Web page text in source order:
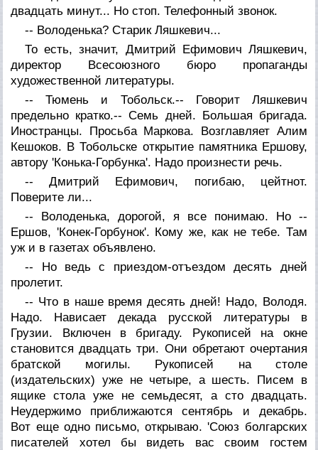
двадцать минут... Но стоп. Телефонный звонок.
-- Володенька? Старик Ляшкевич...
То есть, значит, Дмитрий Ефимович Ляшкевич,
директор Всесоюзного бюро пропаганды
художественной литературы.
-- Тюмень и Тобольск.-- Говорит Ляшкевич
предельно кратко.-- Семь дней. Большая бригада.
Иностранцы. Просьба Маркова. Возглавляет Алим
Кешоков. В Тобольске открытие памятника Ершову,
автору 'Конька-Горбунка'. Надо произнести речь.
-- Дмитрий Ефимович, погибаю, цейтнот.
Поверите ли...
-- Володенька, дорогой, я все понимаю. Но --
Ершов, 'Конек-Горбунок'. Кому же, как не тебе. Там
уж и в газетах объявлено.
-- Но ведь с приездом-отъездом десять дней
пролетит.
-- Что в наше время десять дней! Надо, Володя.
Надо. Нависает декада русской литературы в
Грузии. Включен в бригаду. Рукописей на окне
становится двадцать три. Они обретают очертания
братской могилы. Рукописей на столе
(издательских) уже не четыре, а шесть. Писем в
ящике стола уже не семьдесят, а сто двадцать.
Неудержимо приближаются сентябрь и декабрь.
Вот еще одно письмо, открываю. 'Союз болгарских
писателей хотел бы видеть вас своим гостем